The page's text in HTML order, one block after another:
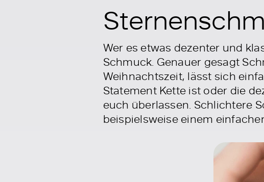
Wer es etwas dezenter und
Schmuck. Genauer gesagt
Weihnachtszeit, lässt sich
Statement Kette ist oder die
euch überlassen. Schlichtere
beispielsweise einem